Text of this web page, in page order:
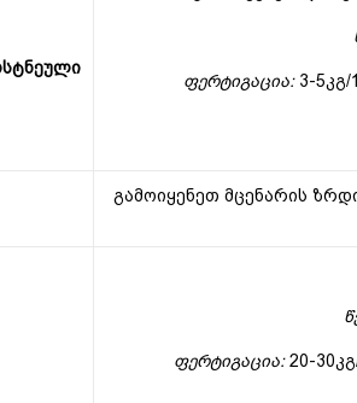
ფერტიგაცია:3-5კგ/
გამოიყენეთ მცენარის
ფერტიგაცია:20-